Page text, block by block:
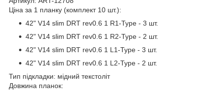
Ціна за 1 планку (комплект 10 шт.):
42" V14 slim DRT rev0.6 1 R1-Type - 3 шт.
42" V14 slim DRT rev0.6 1 R2-Type - 2 шт.
42" V14 slim DRT rev0.6 1 L1-Type - 3 шт.
42" V14 slim DRT rev0.6 1 L2-Type - 2 шт.
Тип підкладки: мідний текстоліт
Довжина планок: